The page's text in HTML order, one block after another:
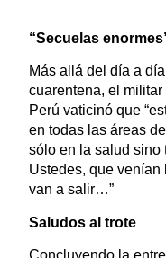
“Secuelas
Más allá del día a
cuarentena, el
Perú vaticinó que
en todas las áreas
sólo en la salud sino
Ustedes, que venían
van a salir…”
Saludos al trote